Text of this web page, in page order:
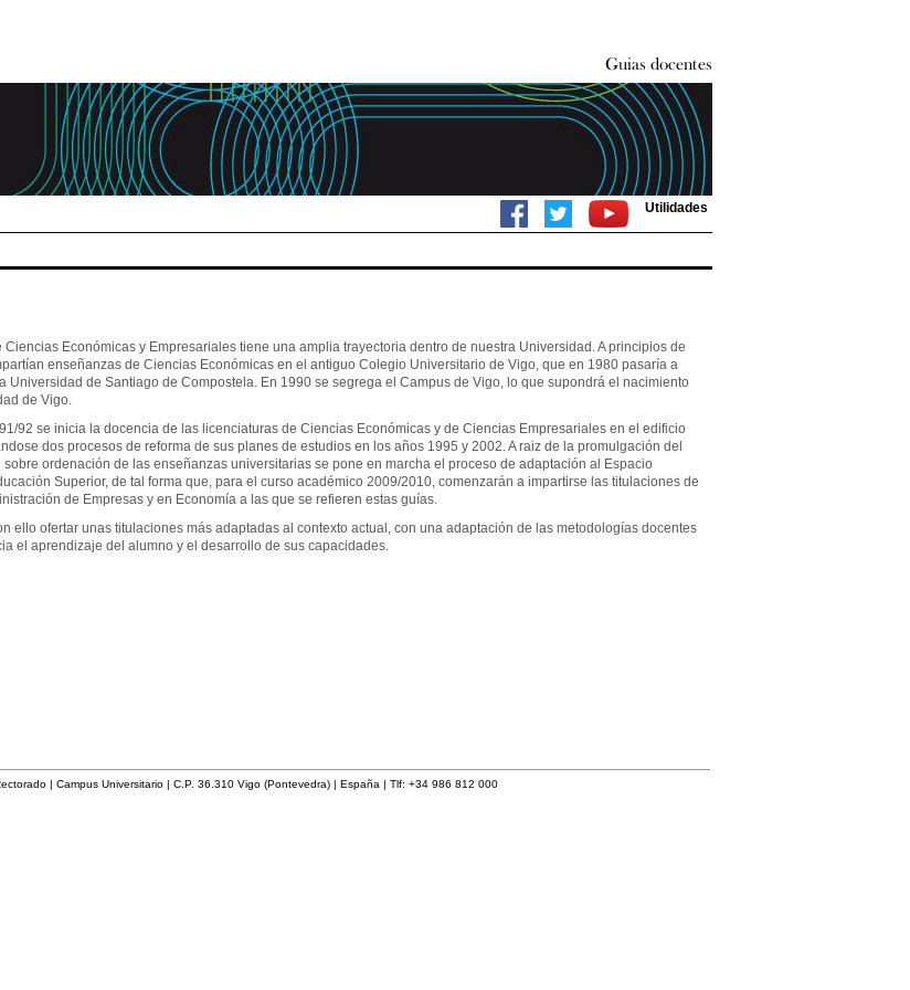
Utilidades
Ciencias Económicas y Empresariales tiene una amplia trayectoria dentro de nuestra Universidad. A principios de
enseñanzas de Ciencias Económicas en el antiguo Colegio Universitario de Vigo, que en 1980 pasaría a
Universidad de Santiago de Compostela. En 1990 se segrega el Campus de Vigo, lo que supondrá el nacimiento
de Vigo.
92 se inicia la docencia de las licenciaturas de Ciencias Económicas y de Ciencias Empresariales en el edificio
dos procesos de reforma de sus planes de estudios en los años 1995 y 2002. A raiz de la promulgación del
sobre ordenación de las enseñanzas universitarias se pone en marcha el proceso de adaptación al Espacio
Superior, de tal forma que, para el curso académico 2009/2010, comenzarán a impartirse las titulaciones de
de Empresas y en Economía a las que se refieren estas guías.
ello ofertar unas titulaciones más adaptadas al contexto actual, con una adaptación de las metodologías docentes
el aprendizaje del alumno y el desarrollo de sus capacidades.
| Campus Universitario | C.P. 36.310 Vigo (Pontevedra) | España | Tlf: +34 986 812 000